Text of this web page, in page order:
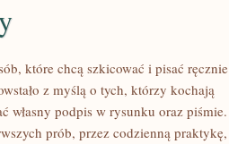
które chcą szkicować i pisać ręcznie
z myślą o tych, którzy kochają
własny podpis w rysunku oraz piśmie.
prób, przez codzienną praktykę,